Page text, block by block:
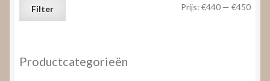
Min.
Max.
Filter Prijs: €440 — €450
Productcategorieën